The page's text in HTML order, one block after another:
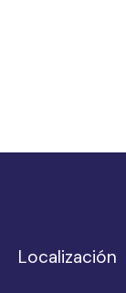
Localización